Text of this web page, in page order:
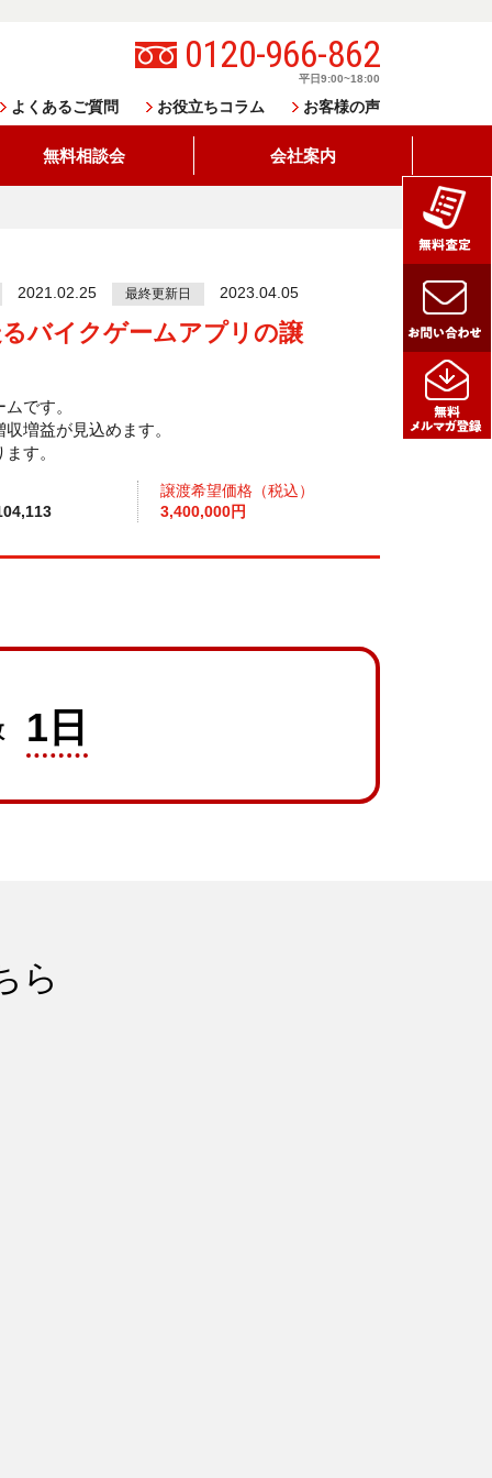
0120-966-862
平日9:00~18:00
よくあるご質問 お役立ちコラム お客様の声
無料相談会 会社案内
2021.02.25 最終更新日 2023.04.05
るバイクゲームアプリの譲
です。
増益が見込めます。
す。
譲渡希望価格（税込）
3,400,000円
1日
ら